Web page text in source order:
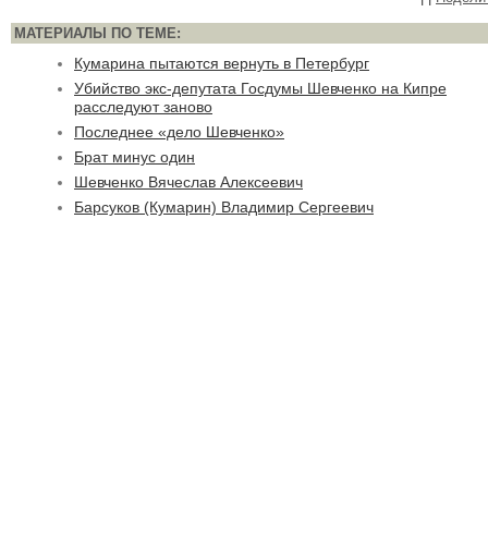
МАТЕРИАЛЫ ПО ТЕМЕ:
Кумарина пытаются вернуть в Петербург
Убийство экс-депутата Госдумы Шевченко на Кипре
расследуют заново
Последнее «дело Шевченко»
Брат минус один
Шевченко Вячеслав Алексеевич
Барсуков (Кумарин) Владимир Сергеевич